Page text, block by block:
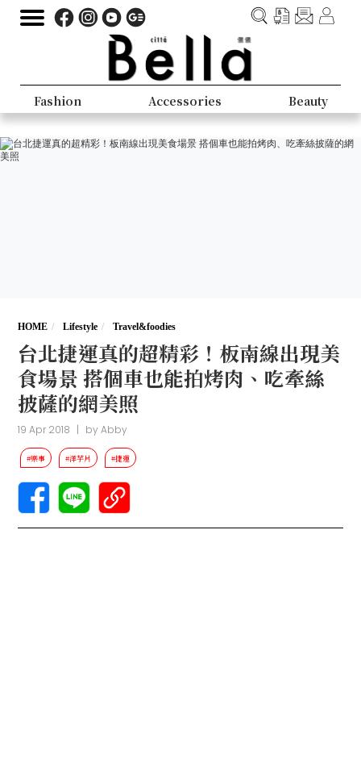
Fashion Accessories Beauty
HOME Lifestyle Travel&foodies
台北捷運真的超精彩！板南線出現美
食場景 搭個車也能拍烤肉、吃牽絲
披薩的網美照
19 Apr 2018 | byAbby
#樂事 #洋芋片 #捷運